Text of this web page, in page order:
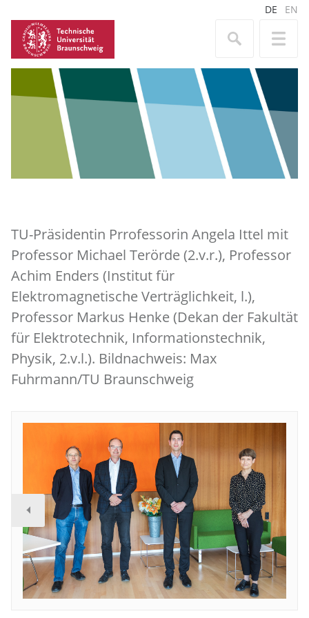
DE EN
TU-Präsidentin Prrofessorin Angela Ittel mit
Professor Michael Terörde (2.v.r.), Professor
Achim Enders (Institut für
Elektromagnetische Verträglichkeit, l.),
Professor Markus Henke (Dekan der Fakultät
für Elektrotechnik, Informationstechnik,
Physik, 2.v.l.). Bildnachweis: Max
Fuhrmann/TU Braunschweig